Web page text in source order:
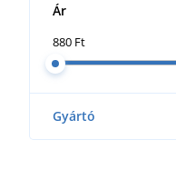
Ár
880 Ft
Gyártó